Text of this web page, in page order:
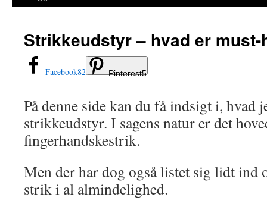
Strikkeudstyr – hvad er
Facebook82 Pinterest5
På denne side kan du få indsigt i, hvad
strikkeudstyr. I sagens natur er det
fingerhandskestrik.
Men der har dog også listet sig lidt ind
strik i al almindelighed.